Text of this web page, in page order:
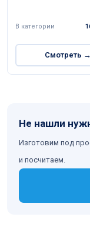
В категории
Смотреть →
Не нашли
Изготовим под
и посчитаем.